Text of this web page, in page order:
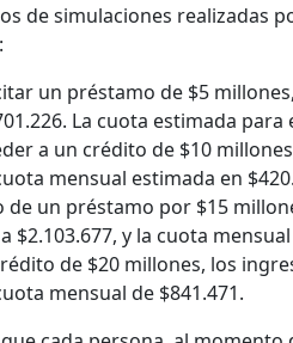
de simulaciones realizadas
un préstamo de $5
La cuota estimada para
a un crédito de $10
mensual estimada en
de un préstamo por $15
$2.103.677, y la cuota
de $20 millones, los
mensual de $841.471.